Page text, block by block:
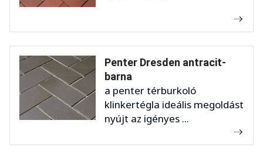
Penter Dresden antracit-
barna
a penter térburkoló
klinkertégla ideális megoldást
nyújt az igényes ...